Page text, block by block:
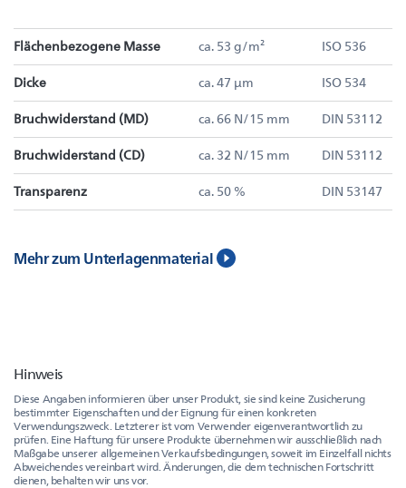
Flächenbezogene Masse ca. 53 g/m² ISO 536
Dicke ca. 47 µm ISO 534
Bruchwiderstand (MD) ca. 66 N/15 mm DIN 53112
Bruchwiderstand (CD) ca. 32 N/15 mm DIN 53112
Transparenz ca. 50 % DIN 53147
Mehr zum Unterlagenmaterial
Hinweis
Diese Angaben informieren über unser Produkt, sie sind keine Zusicherung
bestimmter Eigenschaften und der Eignung für einen konkreten
Verwendungszweck. Letzterer ist vom Verwender eigenverantwortlich zu
prüfen. Eine Haftung für unsere Produkte übernehmen wir ausschließlich nach
Maßgabe unserer allgemeinen Verkaufsbedingungen, soweit im Einzelfall nichts
Abweichendes vereinbart wird. Änderungen, die dem technischen Fortschritt
dienen, behalten wir uns vor.